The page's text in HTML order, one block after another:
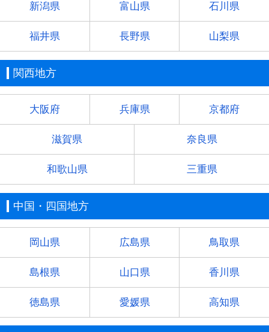
新潟県 富山県 石川県
福井県 長野県 山梨県
関西地方
大阪府 兵庫県 京都府
滋賀県 奈良県
和歌山県 三重県
中国・四国地方
岡山県 広島県 鳥取県
島根県 山口県 香川県
徳島県 愛媛県 高知県